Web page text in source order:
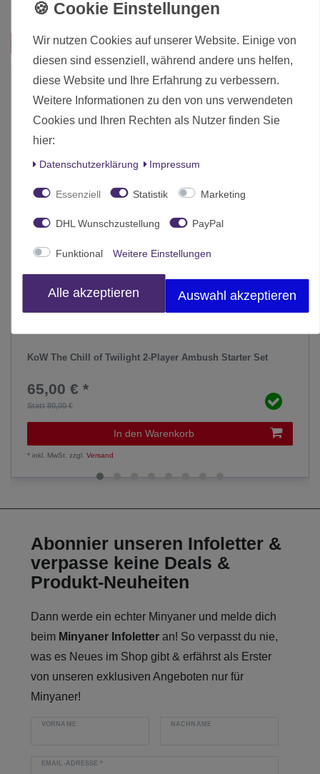
Inhalt 1 Stück
Das passt zu diesem Produkt:
-19%
KoW The Chill of Twilight 2-Player Ambush Starter Set
Statt 80,00 €
65,00 € *
In den Warenkorb
*inkl. MwSt. zzgl.Versand
Abonnier unseren Infoletter &
verpasse keine Deals &
Produkt-Neuheiten
Dann werde ein echter Minyaner und melde dich
beim Minyaner Infoletter an! So verpasst du nie,
was es Neues im Shop gibt & erfährst als Erster
von unseren exklusiven Angeboten nur für
Minyaner!
VORNAME NACHNAME
EMAIL-ADRESSE*
Wir nutzen Cookies auf unserer Website. Einige von
diesen sind essenziell, während andere uns helfen,
diese Website und Ihre Erfahrung zu verbessern.
Weitere Informationen zu den von uns verwendeten
Cookies und Ihren Rechten als Nutzer finden Sie
hier:
Daten­schutz­erklärung Impressum
Essenziell Statistik Marketing
DHL Wunschzustellung PayPal
Funktional Weitere Einstellungen
Alle akzeptieren Auswahl akzeptieren